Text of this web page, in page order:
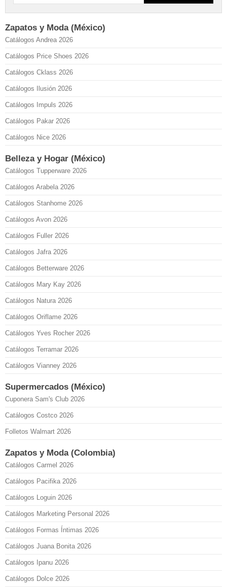
Zapatos y Moda (México)
Catálogos Andrea 2026
Catálogos Price Shoes 2026
Catálogos Cklass 2026
Catálogos Ilusión 2026
Catálogos Impuls 2026
Catálogos Pakar 2026
Catálogos Nice 2026
Belleza y Hogar (México)
Catálogos Tupperware 2026
Catálogos Arabela 2026
Catálogos Stanhome 2026
Catálogos Avon 2026
Catálogos Fuller 2026
Catálogos Jafra 2026
Catálogos Betterware 2026
Catálogos Mary Kay 2026
Catálogos Natura 2026
Catálogos Oriflame 2026
Catálogos Yves Rocher 2026
Catálogos Terramar 2026
Catálogos Vianney 2026
Supermercados (México)
Cuponera Sam's Club 2026
Catálogos Costco 2026
Folletos Walmart 2026
Zapatos y Moda (Colombia)
Catálogos Carmel 2026
Catálogos Pacifika 2026
Catálogos Loguin 2026
Catálogos Marketing Personal 2026
Catálogos Formas Íntimas 2026
Catálogos Juana Bonita 2026
Catálogos Ipanu 2026
Catálogos Dolce 2026